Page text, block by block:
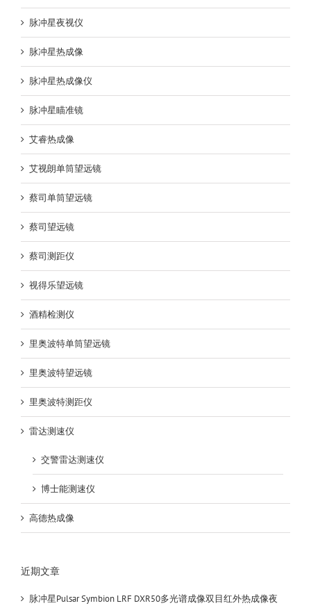
脉冲星夜视仪
脉冲星热成像
脉冲星热成像仪
脉冲星瞄准镜
艾睿热成像
艾视朗单筒望远镜
蔡司单筒望远镜
蔡司望远镜
蔡司测距仪
视得乐望远镜
酒精检测仪
里奥波特单筒望远镜
里奥波特望远镜
里奥波特测距仪
雷达测速仪
交警雷达测速仪
博士能测速仪
高德热成像
近期文章
脉冲星Pulsar Symbion LRF DXR50多光谱成像双目红外热成像夜